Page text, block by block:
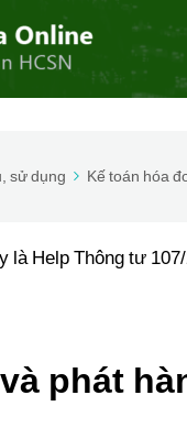
sử dụng Kế toán hóa
là Help Thông tư
phát